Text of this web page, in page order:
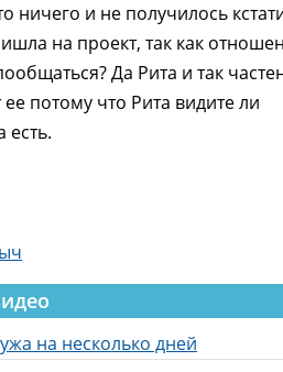
ничего и не получилось
на проект, так как
Да Рита и так
потому что Рита видите ли
есть.
на несколько дней